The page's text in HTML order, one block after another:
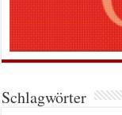
Schlagwörter